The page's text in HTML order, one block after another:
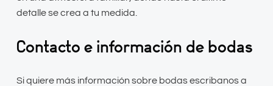
detalle se crea a tu medida.
Contacto e información de bodas
Si quiere más información sobre bodas escribanos a